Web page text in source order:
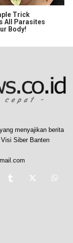
Trick
All Parasites
Body!
menyajikan berita
Siber Banten